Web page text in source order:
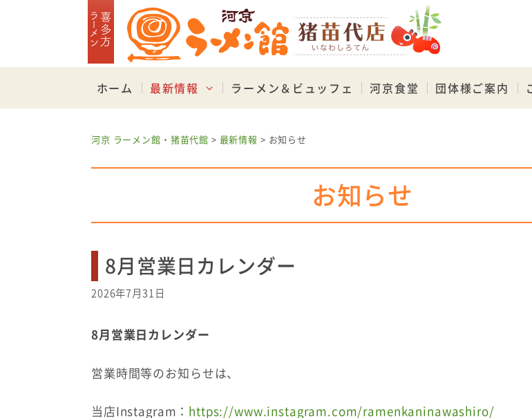
ホーム 最新情報 ラーメン＆ビュッフェ 河京食堂 団体様ご案内
河京 ラーメン館・猪苗代館 > 最新情報 > お知らせ
お知らせ
8月営業日カレンダー
2026年7月31日
8月営業日カレンダー
営業時間等のお知らせは、
当店Instagram： https://www.instagram.com/ramenkaninawashiro/